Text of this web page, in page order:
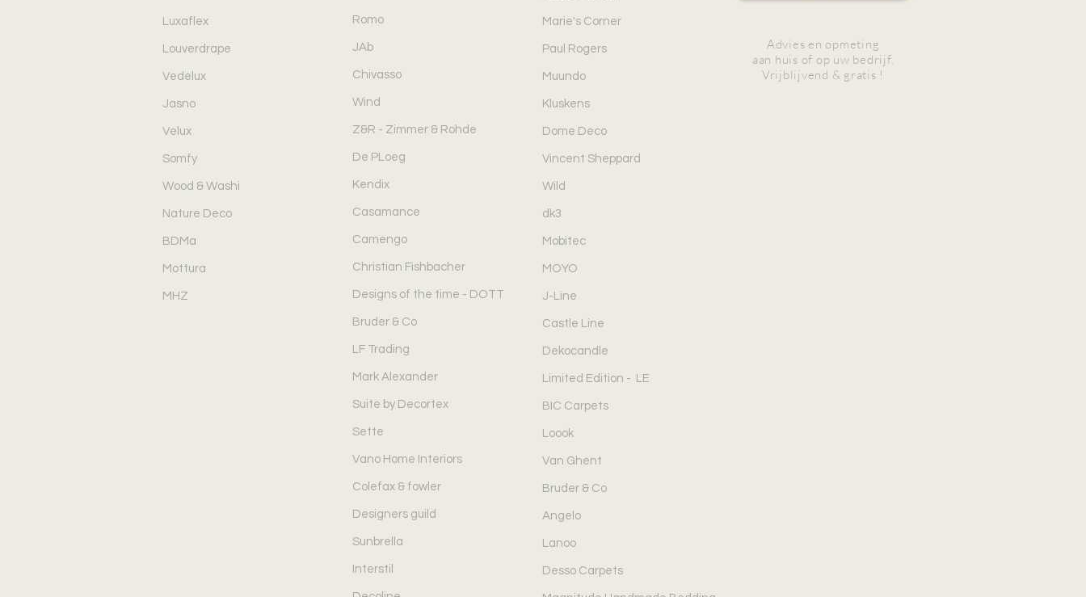
Luxaflex
Louverdrape
Vedelux
Jasno
Velux
Somfy
Wood & Washi
Nature Deco
BDMa
Mottura
MHZ
Romo
JAb
Chivasso
Wind
Z&R - Zimmer & Rohde
De PLoeg
Kendix
Casamance
Camengo
Christian Fishbacher
Designs of the time - DOTT
Bruder & Co
LF Trading
Mark Alexander
Suite by Decortex
Sette
Vano Home Interiors
Colefax & fowler
Designers guild
Sunbrella
Interstil
Marie's Corner
Paul Rogers
Muundo
Kluskens
Dome Deco
Vincent Sheppard
Wild
dk3
Mobitec
MOYO
J-Line
Castle Line
Dekocandle
Limited Edition - LE
BIC Carpets
Loook
Van Ghent
Bruder & Co
Angelo
Lanoo
Desso Carpets
Advies en opmeting
aan huis of op uw bedrijf.
Vrijblijvend & gratis !